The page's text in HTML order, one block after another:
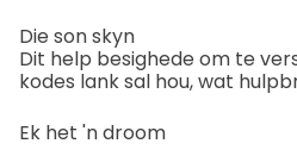
Die son skyn
Dit help besighede om te
kodes lank sal hou, wat
Ek het 'n droom